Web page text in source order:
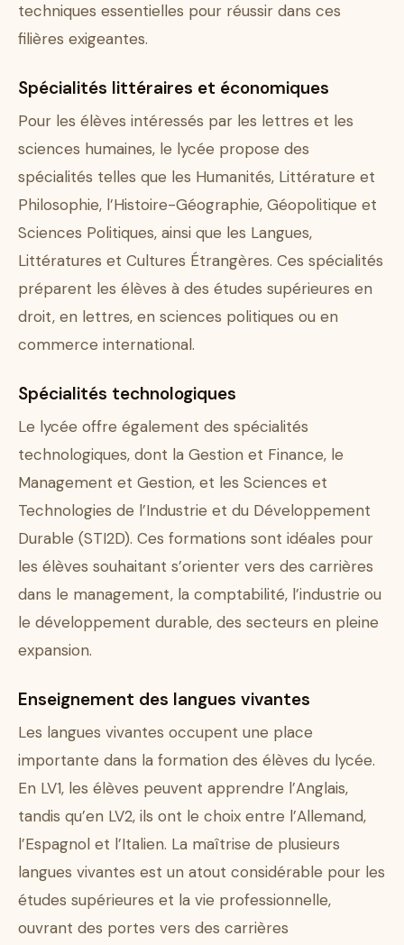
techniques essentielles pour réussir dans ces
filières exigeantes.
Spécialités littéraires et économiques
Pour les élèves intéressés par les lettres et les
sciences humaines, le lycée propose des
spécialités telles que les Humanités, Littérature et
Philosophie, l’Histoire-Géographie, Géopolitique et
Sciences Politiques, ainsi que les Langues,
Littératures et Cultures Étrangères. Ces spécialités
préparent les élèves à des études supérieures en
droit, en lettres, en sciences politiques ou en
commerce international.
Spécialités technologiques
Le lycée offre également des spécialités
technologiques, dont la Gestion et Finance, le
Management et Gestion, et les Sciences et
Technologies de l’Industrie et du Développement
Durable (STI2D). Ces formations sont idéales pour
les élèves souhaitant s’orienter vers des carrières
dans le management, la comptabilité, l’industrie ou
le développement durable, des secteurs en pleine
expansion.
Enseignement des langues vivantes
Les langues vivantes occupent une place
importante dans la formation des élèves du lycée.
En LV1, les élèves peuvent apprendre l’Anglais,
tandis qu’en LV2, ils ont le choix entre l’Allemand,
l’Espagnol et l’Italien. La maîtrise de plusieurs
langues vivantes est un atout considérable pour les
études supérieures et la vie professionnelle,
ouvrant des portes vers des carrières